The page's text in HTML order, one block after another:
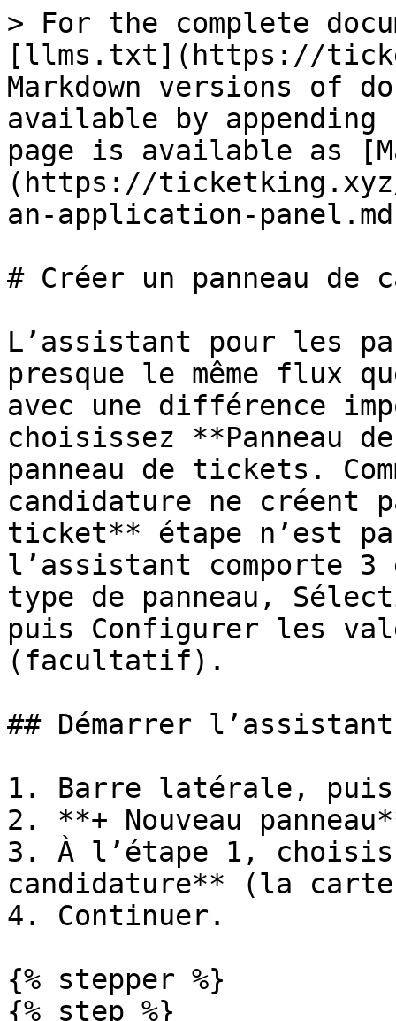
> For the complete
[llms.txt](https://
Markdown versions of
available by
page is available as
(https://
an-application-
# Créer un panneau de
L’assistant pour les
presque le même flux
avec une différence
choisissez **Panneau
panneau de tickets.
candidature ne créent
ticket** étape n’est
l’assistant comporte
type de panneau,
puis Configurer les
(facultatif).
## Démarrer l’assistant
1. Barre latérale, puis
2. **+ Nouveau
3. À l’étape 1,
candidature** (la
4. Continuer.
{% stepper %}
{% step %}